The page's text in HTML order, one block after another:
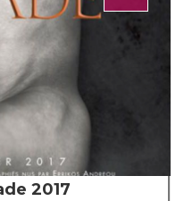
2017